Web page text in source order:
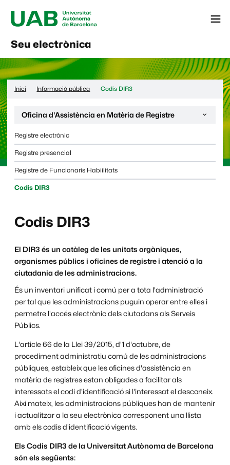
Seu electrònica
Menú
Inici Informació pública Codis DIR3
Desplega la navegació de la pàgina:
Oficina d'Assistència en Matèria de Registre
Registre electrònic
Registre presencial
Registre de Funcionaris Habiilitats
Codis DIR3
Codis DIR3
El DIR3 és un catàleg de les unitats orgàniques,
organismes públics i oficines de registre i atenció a la
ciutadania de les administracions.
És un inventari unificat i comú per a tota l'administració
per tal que les administracions puguin operar entre elles i
permetre l'accés electrònic dels ciutadans als Serveis
Públics.
L'article 66 de la Llei 39/2015, d'1 d'octubre, de
procediment administratiu comú de les administracions
públiques, estableix que les oficines d'assistència en
matèria de registres estan obligades a facilitar als
interessats el codi d'identificació si l'interessat el desconeix.
Així mateix, les administracions públiques han de mantenir
i actualitzar a la seu electrònica corresponent una llista
amb els codis d'identificació vigents.
Els Codis DIR3 de la Universitat Autònoma de Barcelona
són els següents: